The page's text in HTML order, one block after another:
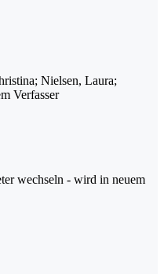
; Nielsen, Laura;
Verfasser
wechseln - wird in neuem